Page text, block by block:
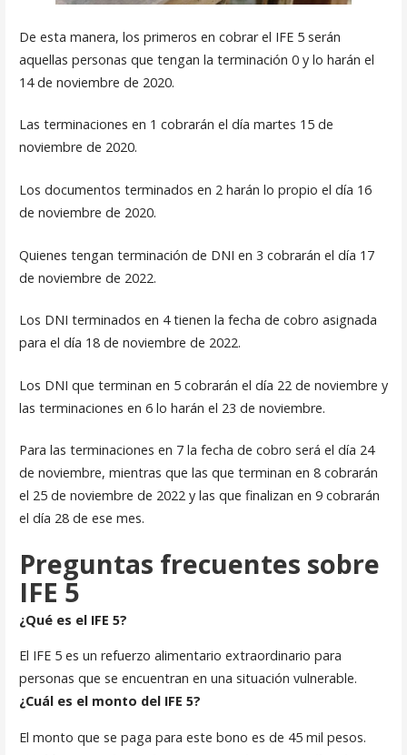
De esta manera, los primeros en cobrar el IFE 5 serán
aquellas personas que tengan la terminación 0 y lo harán el
14 de noviembre de 2020.
Las terminaciones en 1 cobrarán el día martes 15 de
noviembre de 2020.
Los documentos terminados en 2 harán lo propio el día 16
de noviembre de 2020.
Quienes tengan terminación de DNI en 3 cobrarán el día 17
de noviembre de 2022.
Los DNI terminados en 4 tienen la fecha de cobro asignada
para el día 18 de noviembre de 2022.
Los DNI que terminan en 5 cobrarán el día 22 de noviembre y
las terminaciones en 6 lo harán el 23 de noviembre.
Para las terminaciones en 7 la fecha de cobro será el día 24
de noviembre, mientras que las que terminan en 8 cobrarán
el 25 de noviembre de 2022 y las que finalizan en 9 cobrarán
el día 28 de ese mes.
Preguntas frecuentes sobre
IFE 5
¿Qué es el IFE 5?
El IFE 5 es un refuerzo alimentario extraordinario para
personas que se encuentran en una situación vulnerable.
¿Cuál es el monto del IFE 5?
El monto que se paga para este bono es de 45 mil pesos.